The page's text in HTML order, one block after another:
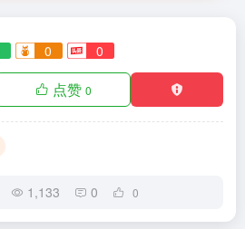
0 0
点赞 0
1,133 0 0